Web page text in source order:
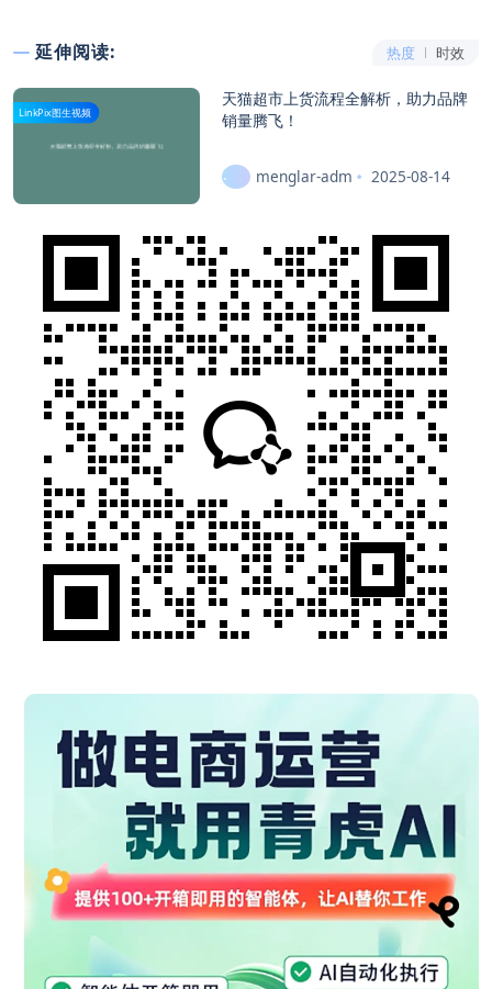
延伸阅读: 热度 时效
LinkPix图生视频
天猫超市上货流程全解析，助力品牌
销量腾飞！
menglar-adm 2025-08-14